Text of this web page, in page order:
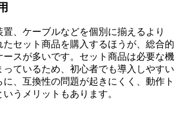
、ケーブルなどを個別に揃えるより
たセット商品を購入するほうが、総合的
ースが多いです。セット商品は必要な機
ているため、初心者でも導入しやすい
、互換性の問題が起きにくく、動作ト
うメリットもあります。